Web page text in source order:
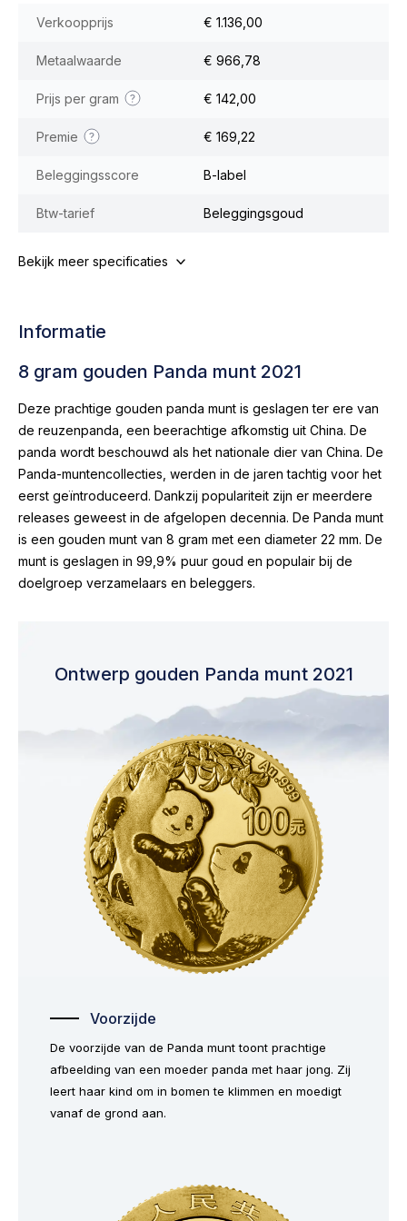
Verkoopprijs € 1.136,00
Metaalwaarde € 966,78
Prijs per gram € 142,00
Premie € 169,22
Beleggingsscore B-label
Btw-tarief Beleggingsgoud
Bekijk meer specificaties
Informatie
8 gram gouden Panda munt 2021
Deze prachtige gouden panda munt is geslagen ter ere van
de reuzenpanda, een beerachtige afkomstig uit China. De
panda wordt beschouwd als het nationale dier van China. De
Panda-muntencollecties, werden in de jaren tachtig voor het
eerst geïntroduceerd. Dankzij populariteit zijn er meerdere
releases geweest in de afgelopen decennia. De Panda munt
is een gouden munt van 8 gram met een diameter 22 mm. De
munt is geslagen in 99,9% puur goud en populair bij de
doelgroep verzamelaars en beleggers.
Ontwerp gouden Panda munt 2021
Voorzijde
De voorzijde van de Panda munt toont prachtige
afbeelding van een moeder panda met haar jong. Zij
leert haar kind om in bomen te klimmen en moedigt
vanaf de grond aan.